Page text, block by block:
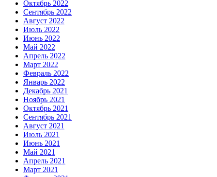
Октябрь 2022
Сентябрь 2022
Август 2022
Июль 2022
Июнь 2022
Май 2022
Апрель 2022
Март 2022
Февраль 2022
Январь 2022
Декабрь 2021
Ноябрь 2021
Октябрь 2021
Сентябрь 2021
Август 2021
Июль 2021
Июнь 2021
Май 2021
Апрель 2021
Март 2021